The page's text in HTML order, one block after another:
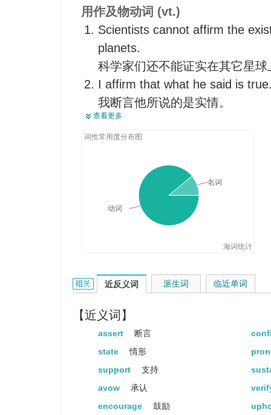
坚称
证实
【律】（不经宣誓而）证明
【律】（不经宣誓而）提供正式
确认
申明
肯定属实
肯定地说
批准（法律、决定、判决）
肯定
用作及物动词 (vt.)
Scientists cannot affirm the
planets.
科学家们还不能证实在其它星
I affirm that what he said is
我断言他所说的是实情。
They affirmed that the girl did
他们断言这个女孩子读了不少书
我可以肯定，谁都不会丢掉工作
We are not entitled to affirm or
我们没有任何权利和资格去肯
查看更多
词性常用度分布图
海词统计
动词
名词
affirm的相关资料：
近反义词
【近义词】
assert 断言
state
情形
support
支持
avow
承认
encourage
鼓励
派生词 临近单词